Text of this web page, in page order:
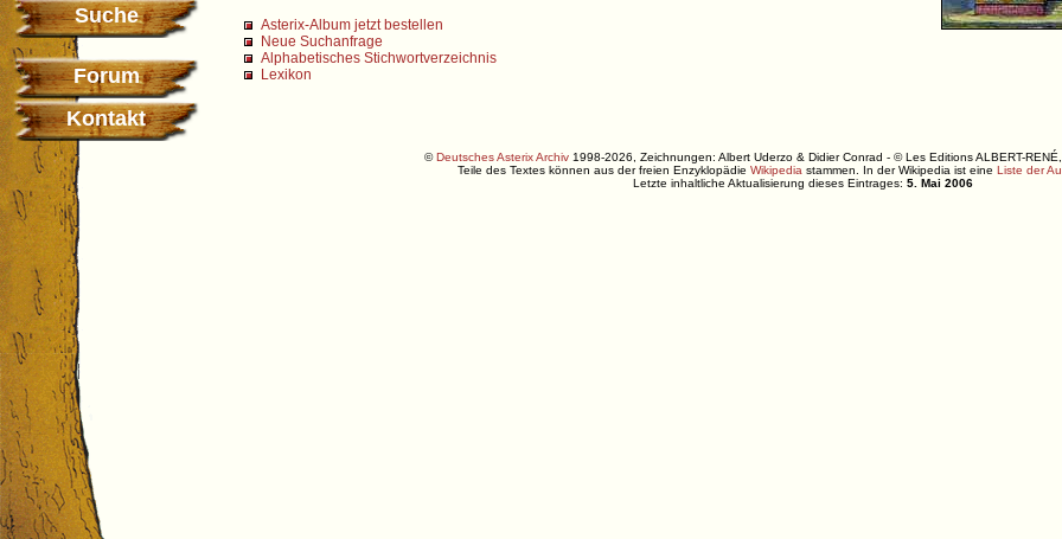
Suche
Forum
Kontakt
Asterix-Album jetzt bestellen
Neue Suchanfrage
Alphabetisches Stichwortverzeichnis
Lexikon
©Deutsches Asterix Archiv1998-2026, Zeichnungen: Albert Uderzo & Didier Conrad - © Les Editions ALBERT-RENÉ,
Teile des Textes können aus der freien Enzyklopädie Wikipedia stammen. In der Wikipedia ist eine Liste der
Letzte inhaltliche Aktualisierung dieses Eintrages: 5. Mai 2006